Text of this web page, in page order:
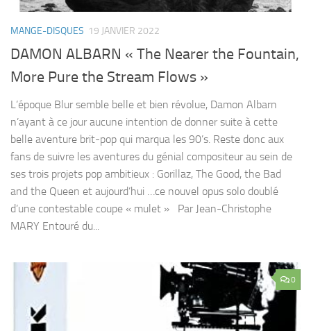
MANGE-DISQUES 19 JANVIER 2022
DAMON ALBARN « The Nearer the Fountain,
More Pure the Stream Flows »
L’époque Blur semble belle et bien révolue, Damon Albarn
n’ayant à ce jour aucune intention de donner suite à cette
belle aventure brit-pop qui marqua les 90’s. Reste donc aux
fans de suivre les aventures du génial compositeur au sein de
ses trois projets pop ambitieux : Gorillaz, The Good, the Bad
and the Queen et aujourd’hui …ce nouvel opus solo doublé
d’une contestable coupe « mulet » Par Jean-Christophe
MARY Entouré du...
0